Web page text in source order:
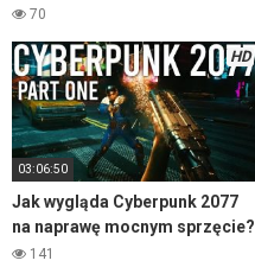
część 1
70
HD
03:06:50
Jak wygląda Cyberpunk 2077
na naprawę mocnym sprzęcie?
– gameplay część 1
141